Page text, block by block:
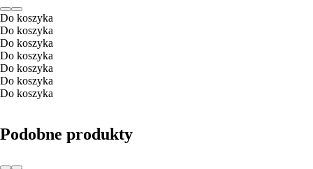
Do koszyka
Do koszyka
Do koszyka
Do koszyka
Do koszyka
Do koszyka
Do koszyka
Podobne produkty